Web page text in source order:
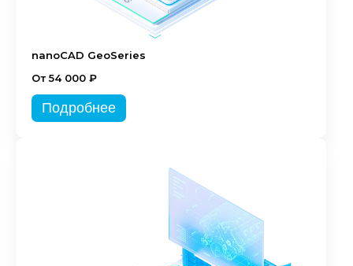
nanoCAD GeoSeries
От 54 000 ₽
Подробнее